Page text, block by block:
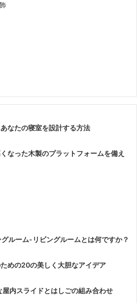
なたの寝室を設計する方法
なった木製のプラットフォームを備え
ルーム-リビングルームとは何ですか？
めの20の美しく大胆なアイデア
内スライドとはしごの組み合わせ